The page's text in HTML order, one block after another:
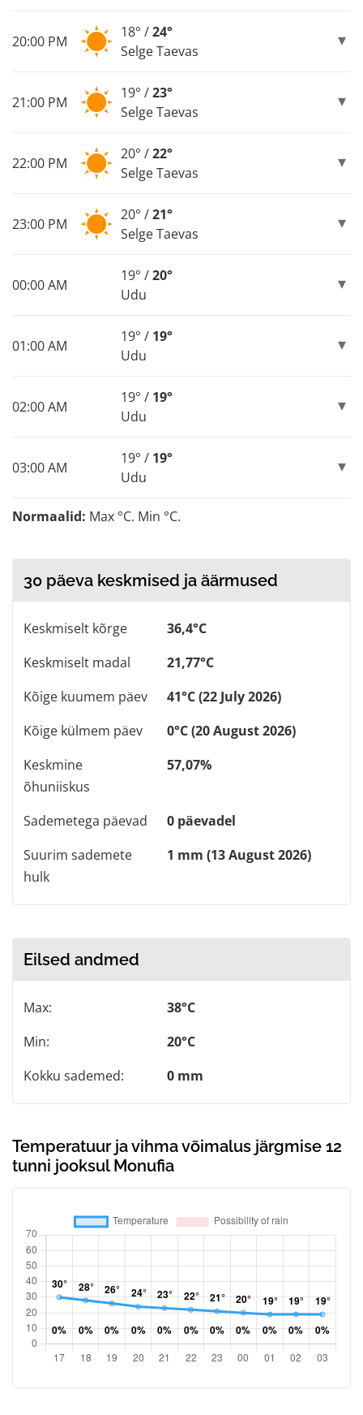
20:00 PM
18° /24°
Selge Taevas
21:00 PM
19° /23°
Selge Taevas
22:00 PM
20° /22°
Selge Taevas
23:00 PM
20° /21°
Selge Taevas
00:00 AM
19° /20°
Udu
01:00 AM
19° / 19°
Udu
02:00 AM
19° / 19°
Udu
03:00 AM
19° / 19°
Udu
Normaalid: Max °C. Min °C.
30 päeva keskmised ja äärmused
Keskmiselt kõrge
36,4°C
Keskmiselt madal
21,77°C
Kõige kuumem päev
41°C (22 July 2026)
Kõige külmem päev
0°C (20 August 2026)
Keskmine
õhuniiskus
57,07%
Sademetega päevad
0 päevadel
Suurim sademete
hulk
1 mm (13 August 2026)
Eilsed andmed
Max:
38°C
Min:
20°C
Kokku sademed:
0 mm
Temperatuur ja vihma võimalus järgmise 12
tunni jooksul Monufia